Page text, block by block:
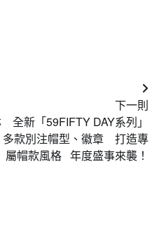
下一則
全新「59FIFTY DAY系列」
多款別注帽型、徽章 打造專
屬帽款風格 年度盛事來襲！